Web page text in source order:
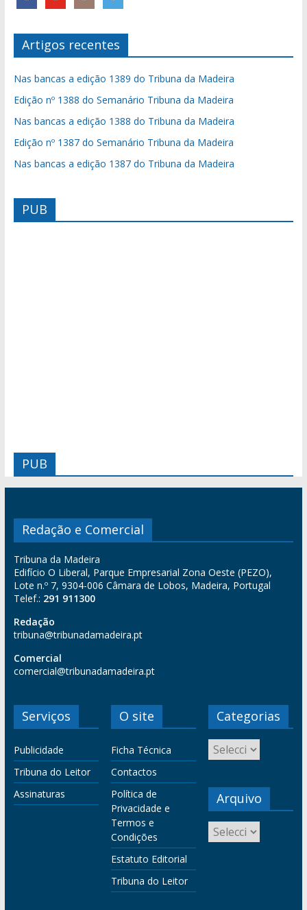
Artigos recentes
Nas bancas a edição 1389 do Tribuna da Madeira
Edição nº 1388 do Semanário Tribuna da Madeira
Nas bancas a edição 1388 do Tribuna da Madeira
Edição nº 1387 do Semanário Tribuna da Madeira
Nas bancas a edição 1387 do Tribuna da Madeira
PUB
PUB
Redação e Comercial
Tribuna da Madeira
Edifício O Liberal, Parque Empresarial Zona Oeste (PEZO),
Lote n.º 7, 9304-006 Câmara de Lobos, Madeira, Portugal
Telef.: 291 911300
Redação
tribuna@tribunadamadeira.pt
Comercial
comercial@tribunadamadeira.pt
Serviços
Publicidade
Tribuna do Leitor
Assinaturas
O site
Ficha Técnica
Contactos
Política de
Privacidade e
Termos e
Condições
Estatuto Editorial
Tribuna do Leitor
Categorias
Arquivo